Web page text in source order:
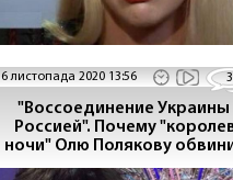
6 листопада 2020 13:56 3
"Воссоединение Украины
Россией". Почему
ночи" Олю Полякову
в зраде